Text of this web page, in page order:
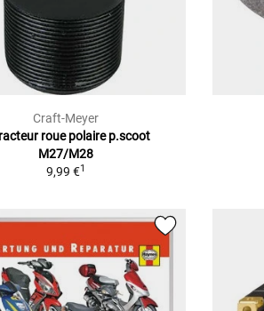
Craft-Meyer
roue polaire p.scoot
M27/M28
9,99 €1